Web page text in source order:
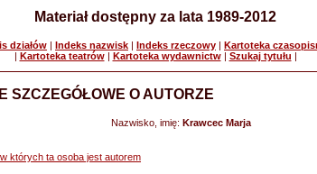
Materiał dostępny za lata 1989-2012
działów | Indeks nazwisk | Indeks rzeczowy | Kartoteka
| Kartoteka teatrów| Kartoteka wydawnictw| Szukaj tytułu |
SZCZEGÓŁOWE O AUTORZE
Nazwisko, imię: Krawcec Marja
których ta osoba jest autorem